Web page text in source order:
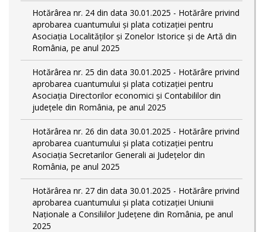
Hotărârea nr. 24 din data 30.01.2025 - Hotărâre privind
aprobarea cuantumului și plata cotizației pentru
Asociația Localităților și Zonelor Istorice și de Artă din
România, pe anul 2025
Hotărârea nr. 25 din data 30.01.2025 - Hotărâre privind
aprobarea cuantumului și plata cotizației pentru
Asociația Directorilor economici și Contabililor din
județele din România, pe anul 2025
Hotărârea nr. 26 din data 30.01.2025 - Hotărâre privind
aprobarea cuantumului și plata cotizației pentru
Asociația Secretarilor Generali ai Județelor din
România, pe anul 2025
Hotărârea nr. 27 din data 30.01.2025 - Hotărâre privind
aprobarea cuantumului și plata cotizației Uniunii
Naționale a Consiliilor Județene din România, pe anul
2025